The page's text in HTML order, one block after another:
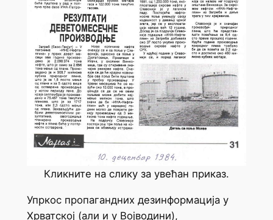
Кликните на слику за увећан приказ.
Упркос пропагандних дезинформација у
Хрватској (али и у Војводини),